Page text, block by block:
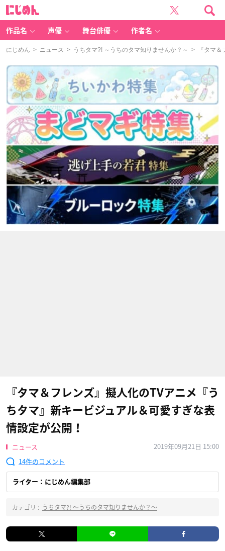
作品名 声優 舞台俳優 作者名
にじめん > ニュース > うちタマ?! ～うちのタマ知りませんか？～ > 『タマ＆
『タマ＆フレンズ』擬人化のTVアニメ『う
ちタマ』新キービジュアル＆可愛すぎな表
情設定が公開！
ニュース
2019年09月21日 15:00
14
ライター：にじめん編集部
カテゴリ : うちタマ?! ～うちのタマ知りませんか？～